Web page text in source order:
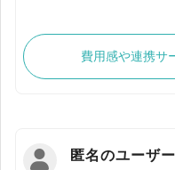
費用感や連携サ
匿名のユーザー